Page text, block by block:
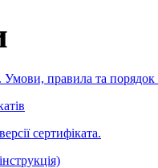
правила та порядок
сертифіката.